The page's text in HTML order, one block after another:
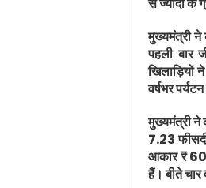
से ज्यादा के
मुख्यमंत्री ने
पहली बार
खिलाड़ियों
वर्षभर
मुख्यमंत्री ने
7.23
आकार ₹ 60
हैं। बीते